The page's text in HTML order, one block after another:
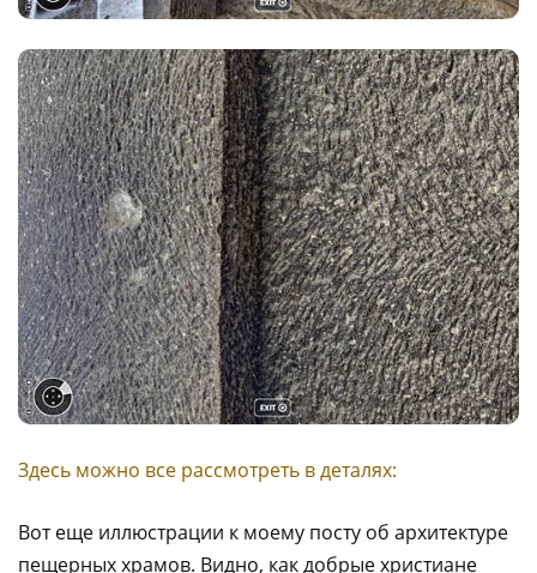
Здесь можно все рассмотреть в деталях:
Вот еще иллюстрации к моему посту об архитектуре
пещерных храмов. Видно, как добрые христиане